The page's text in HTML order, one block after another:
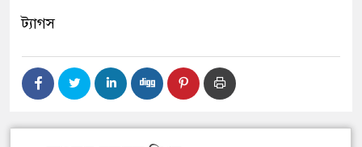
ট্যাগস